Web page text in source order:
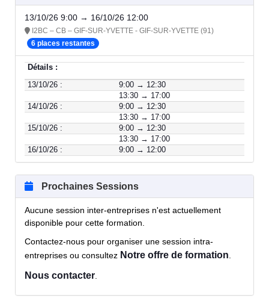
13/10/26 9:00 → 16/10/26 12:00
I2BC – CB – GIF-SUR-YVETTE - GIF-SUR-YVETTE (91)
6 places restantes
Détails :
13/10/26 :
9:00 → 12:30
13:30 → 17:00
14/10/26 :
9:00 → 12:30
13:30 → 17:00
15/10/26 :
9:00 → 12:30
13:30 → 17:00
16/10/26 :
9:00 → 12:00
Prochaines Sessions
Aucune session inter-entreprises n'est actuellement
disponible pour cette formation.
Contactez-nous pour organiser une session intra-
entreprises ou consultez Notre offre de formation
Nous contacter